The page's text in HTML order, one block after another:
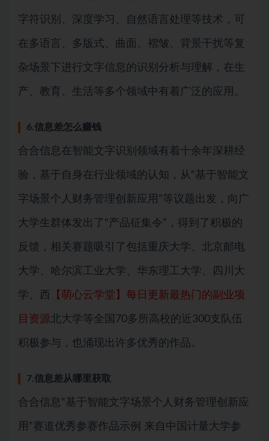
字符识别、深度学习、自然语言处理等技术，可
在多语言、多版式、曲面、褶皱、背景干扰等复
杂场景下进行文字信息的识别分析与理解，在生
产、教育、生活等多个领域中有着广泛的应用。
6.信息差怎么赚钱
合合信息在智能文字识别领域有着十余年深耕经
验，基于自身在行业领域的认知，从“基于智能文
字场景个人财务管理创新应用”等议题出发，向广
大学生群体发出了“产品征集令”，得到了积极的
反馈，相关赛题吸引了包括重庆大学、北京邮电
大学、哈尔滨工业大学、华东理工大学、四川大
学、西 【萌心云学堂】每日更新最热门的副业项
目资源北大学等全国70多所高校的近300支队伍
积极参与，也涌现出许多优秀的作品。
7.信息差从哪里获取
合合信息“基于智能文字场景个人财务管理创新应
用”赛道优秀参赛作品示例 来自中国计量大学参